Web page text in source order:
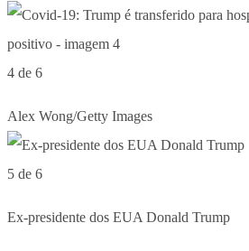
4 de 6
Alex Wong/Getty Images
5 de 6
Ex-presidente dos EUA Donald Trump